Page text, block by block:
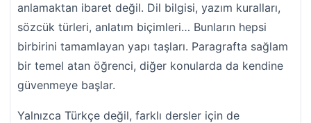
anlamaktan ibaret değil. Dil bilgisi, yazım kuralları,
sözcük türleri, anlatım biçimleri… Bunların hepsi
birbirini tamamlayan yapı taşları. Paragrafta sağlam
bir temel atan öğrenci, diğer konularda da kendine
güvenmeye başlar.
Yalnızca Türkçe değil, farklı dersler için de